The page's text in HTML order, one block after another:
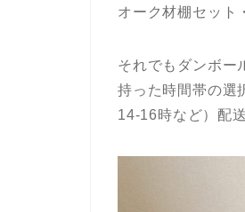
オーク材棚セット
それでもダンボー
持った時間帯の選
14-16時など）配